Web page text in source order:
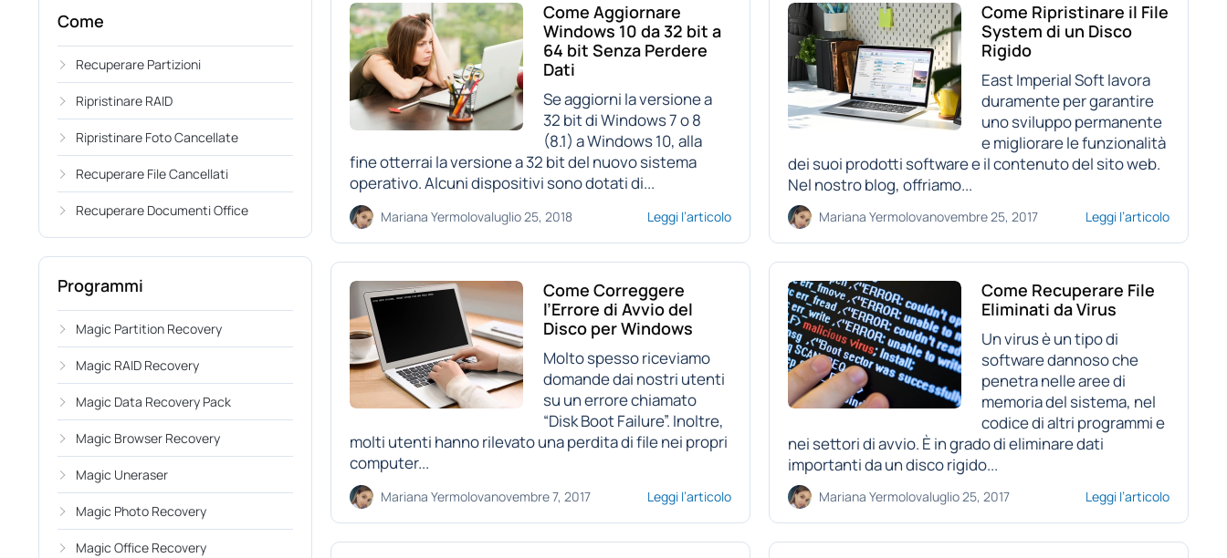
Come Aggiornare
Windows 10 da 32 bit a
64 bit Senza Perdere
Dati
Se aggiorni la versione a
32 bit di Windows 7 o 8
(8.1) a Windows 10, alla
fine otterrai la versione a 32 bit del nuovo sistema
operativo. Alcuni dispositivi sono dotati di...
Mariana Yermolovaluglio 25, 2018 Leggi l’articolo
Come Ripristinare il File
System di un Disco
Rigido
East Imperial Soft lavora
duramente per garantire
uno sviluppo permanente
e migliorare le funzionalità
dei suoi prodotti software e il contenuto del sito web.
Nel nostro blog, offriamo...
Mariana Yermolovanovembre 25, 2017 Leggi l’articolo
Come Correggere
l’Errore di Avvio del
Disco per Windows
Molto spesso riceviamo
domande dai nostri utenti
su un errore chiamato
“Disk Boot Failure”. Inoltre,
molti utenti hanno rilevato una perdita di file nei propri
computer...
Mariana Yermolovanovembre 7, 2017 Leggi l’articolo
Come Recuperare File
Eliminati da Virus
Un virus è un tipo di
software dannoso che
penetra nelle aree di
memoria del sistema, nel
codice di altri programmi e
nei settori di avvio. È in grado di eliminare dati
importanti da un disco rigido...
Mariana Yermolovaluglio 25, 2017 Leggi l’articolo
Come
Recuperare Partizioni
Ripristinare RAID
Ripristinare Foto Cancellate
Recuperare File Cancellati
Recuperare Documenti Office
Programmi
Magic Partition Recovery
Magic RAID Recovery
Magic Data Recovery Pack
Magic Browser Recovery
Magic Uneraser
Magic Photo Recovery
Magic Office Recovery